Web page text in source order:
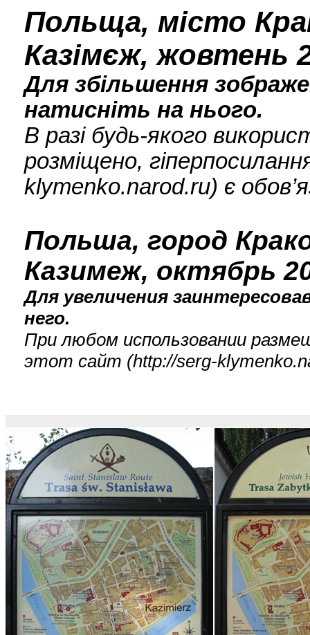
Польща, місто
Казімєж, жовтень
Для збільшення
натисніть на нього.
В разі будь-якого
розміщено,
klymenko.narod.ru) є
Польша, город
Казимеж, октябрь
Для увеличения
него.
При любом использовании
этот сайт (http://serg-